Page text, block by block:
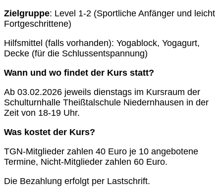
Zielgruppe: Level 1-2 (Sportliche Anfänger und leicht
Fortgeschrittene)
Hilfsmittel (falls vorhanden): Yogablock, Yogagurt,
Decke (für die Schlussentspannung)
Wann und wo findet der Kurs statt?
Ab 03.02.2026 jeweils dienstags im Kursraum der
Schulturnhalle Theißtalschule Niedernhausen in der
Zeit von 18-19 Uhr.
Was kostet der Kurs?
TGN-Mitglieder zahlen 40 Euro je 10 angebotene
Termine, Nicht-Mitglieder zahlen 60 Euro.
Die Bezahlung erfolgt per Lastschrift.